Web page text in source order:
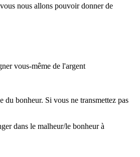
nous allons pouvoir donner de
vous-même de l'argent
du bonheur. Si vous ne transmettez pas
dans le malheur/le bonheur à